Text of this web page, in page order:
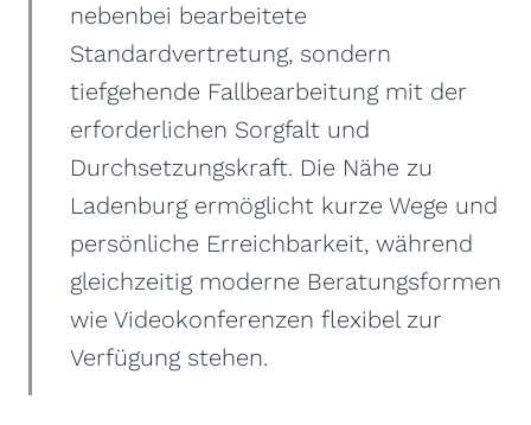
nebenbei bearbeitete
Standardvertretung, sondern
tiefgehende Fallbearbeitung mit der
erforderlichen Sorgfalt und
Durchsetzungskraft. Die Nähe zu
Ladenburg ermöglicht kurze Wege und
persönliche Erreichbarkeit, während
gleichzeitig moderne Beratungsformen
wie Videokonferenzen flexibel zur
Verfügung stehen.